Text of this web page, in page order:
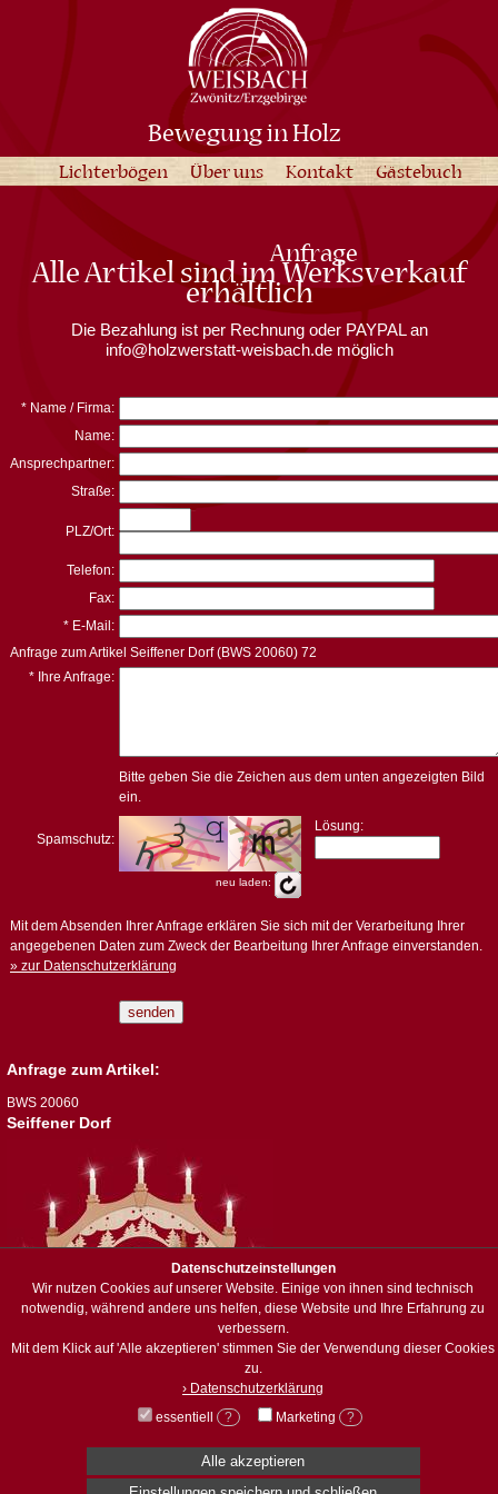
Datenschutzeinstellungen
Wir nutzen Cookies auf unserer Website. Einige von ihnen sind technisch
notwendig, während andere uns helfen, diese Website und Ihre Erfahrung zu
verbessern.
Mit dem Klick auf 'Alle akzeptieren' stimmen Sie der Verwendung dieser Cookies
zu.
› Datenschutzerklärung
essentiell ? Marketing ?
Alle akzeptieren
Bewegung in Holz
Lichterbögen Über uns Kontakt Gästebuch
Anfrage
Alle Artikel sind im Werksverkauf
erhältlich
Die Bezahlung ist per Rechnung oder PAYPAL an
info@holzwerstatt-weisbach.de möglich
* Name / Firma:
Name:
Ansprechpartner:
Straße:
PLZ/Ort:
Telefon:
Fax:
* E-Mail:
Anfrage zum Artikel Seiffener Dorf (BWS 20060) 72
* Ihre Anfrage:
Spamschutz:
Bitte geben Sie die Zeichen aus dem unten angezeigten Bild
ein.
neu laden:
Lösung:
Mit dem Absenden Ihrer Anfrage erklären Sie sich mit der Verarbeitung Ihrer
angegebenen Daten zum Zweck der Bearbeitung Ihrer Anfrage einverstanden.
» zur Datenschutzerklärung
Anfrage zum Artikel:
BWS 20060
Seiffener Dorf
Dorfstraße 49 · 08297 Zwßnitz/OT Brünlos
|Datenschutz 31 | 240 | 62140